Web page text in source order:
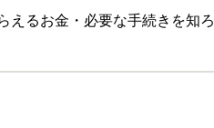
えるお金・必要な手続きを知ろ